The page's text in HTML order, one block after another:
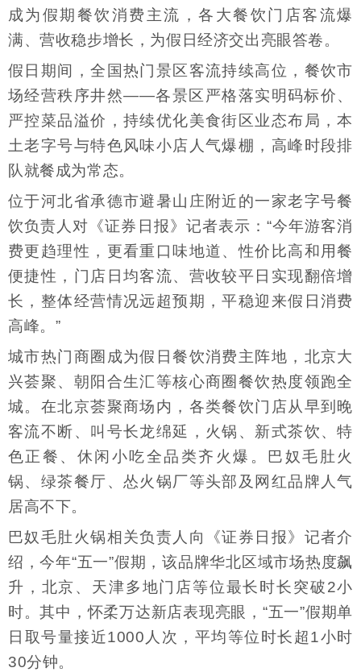
成为假期餐饮消费主流，各大餐饮门店客流爆
满、营收稳步增长，为假日经济交出亮眼答卷。
假日期间，全国热门景区客流持续高位，餐饮市
场经营秩序井然——各景区严格落实明码标价、
严控菜品溢价，持续优化美食街区业态布局，本
土老字号与特色风味小店人气爆棚，高峰时段排
队就餐成为常态。
位于河北省承德市避暑山庄附近的一家老字号餐
饮负责人对《证券日报》记者表示：“今年游客消
费更趋理性，更看重口味地道、性价比高和用餐
便捷性，门店日均客流、营收较平日实现翻倍增
长，整体经营情况远超预期，平稳迎来假日消费
高峰。”
城市热门商圈成为假日餐饮消费主阵地，北京大
兴荟聚、朝阳合生汇等核心商圈餐饮热度领跑全
城。在北京荟聚商场内，各类餐饮门店从早到晚
客流不断、叫号长龙绵延，火锅、新式茶饮、特
色正餐、休闲小吃全品类齐火爆。巴奴毛肚火
锅、绿茶餐厅、怂火锅厂等头部及网红品牌人气
居高不下。
巴奴毛肚火锅相关负责人向《证券日报》记者介
绍，今年“五一”假期，该品牌华北区域市场热度飙
升，北京、天津多地门店等位最长时长突破2小
时。其中，怀柔万达新店表现亮眼，“五一”假期单
日取号量接近1000人次，平均等位时长超1小时
30分钟。